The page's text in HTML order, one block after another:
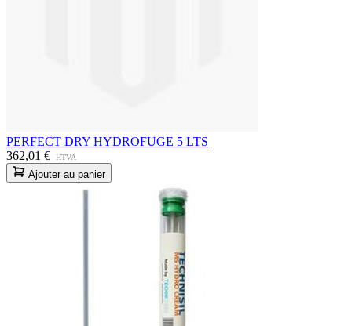
PERFECT DRY HYDROFUGE 5 LTS
362,01 €
HTVA
Ajouter au panier